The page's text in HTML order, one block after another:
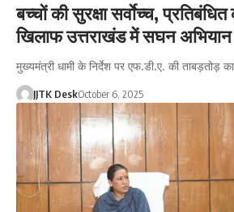
बच्चों की सुरक्षा सर्वाेच्च,
खिलाफ उत्तराखंड में सघन अभियान
मुख्यमंत्री धामी के निर्देश पर एफ.डी.ए. की ताबड़तोड़
JJTK DeskOctober 6, 2025